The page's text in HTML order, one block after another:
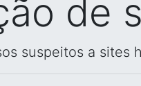
de
suspeitos a sites